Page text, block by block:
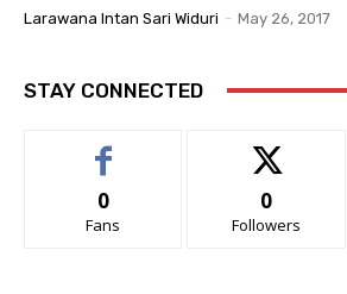
Larawana Intan Sari Widuri - May 26, 2017
STAY CONNECTED
0
Fans
0
Followers